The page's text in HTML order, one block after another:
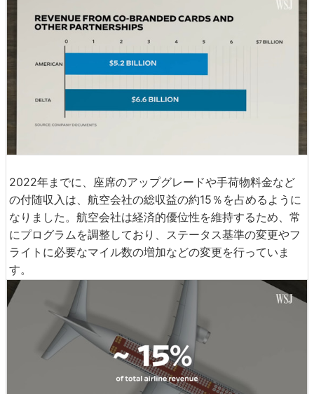
2022年までに、座席のアップグレードや手荷物料金など
の付随収入は、航空会社の総収益の約15％を占めるように
なりました。航空会社は経済的優位性を維持するため、常
にプログラムを調整しており、ステータス基準の変更やフ
ライトに必要なマイル数の増加などの変更を行っていま
す。